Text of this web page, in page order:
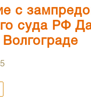
с
суда РФ